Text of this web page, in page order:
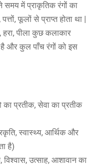
समय में प्राकृतिक रंगों का
फूलों से प्राप्त होता था |
पीला कुछ कलाकार
और कुल पाँच रंगों को इस
का प्रतीक, सेवा का प्रतीक
स्वास्थ्य, आर्थिक और
है)
विश्वास, उत्साह, आशावान का